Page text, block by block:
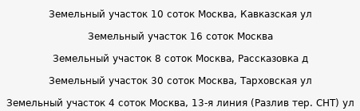
Земельный участок 10 соток Москва, Кавказская ул
Земельный участок 16 соток Москва
Земельный участок 8 соток Москва, Рассказовка д
Земельный участок 30 соток Москва, Тарховская ул
Земельный участок 4 соток Москва, 13-я линия (Разлив тер. СНТ) ул